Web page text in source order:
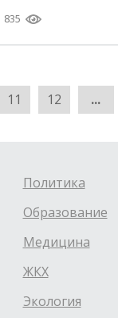
835
11 12 ...
Политика
Образование
Медицина
ЖКХ
Экология